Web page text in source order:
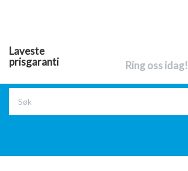
Laveste
prisgaranti
Ring oss idag!